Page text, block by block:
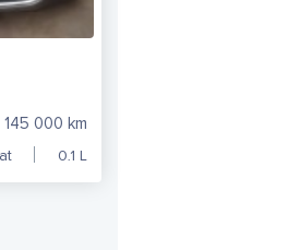
145 000 km
0.1 L